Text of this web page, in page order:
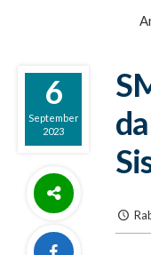
6
September
2023